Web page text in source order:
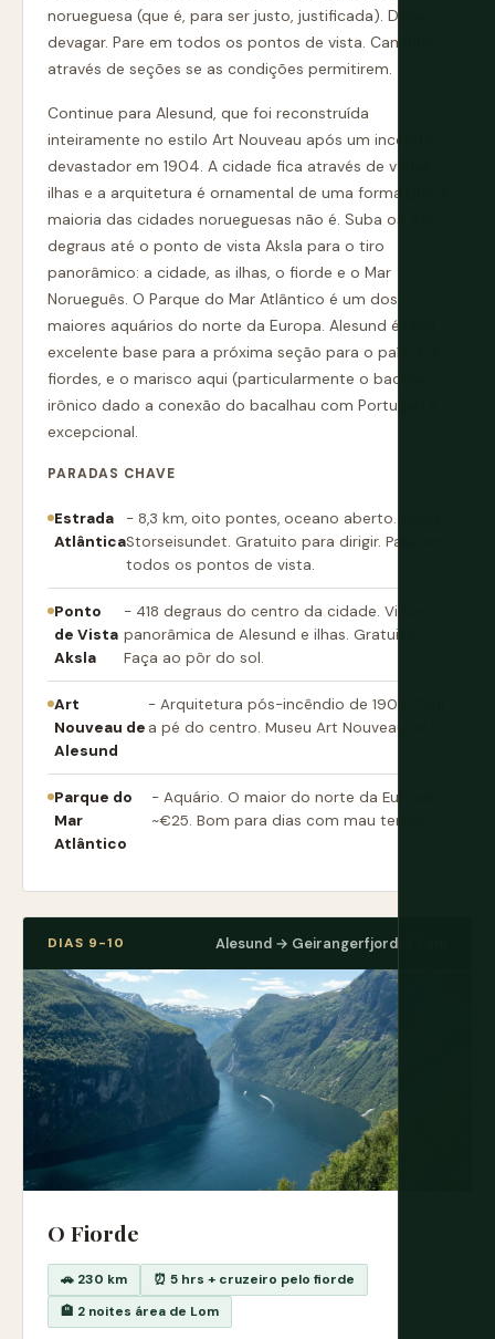
norueguesa (que é, para ser justo, justificada). Dirija
devagar. Pare em todos os pontos de vista. Caminhe
através de seções se as condições permitirem.
Continue para Alesund, que foi reconstruída
inteiramente no estilo Art Nouveau após um incêndio
devastador em 1904. A cidade fica através de várias
ilhas e a arquitetura é ornamental de uma forma que a
maioria das cidades norueguesas não é. Suba os 418
degraus até o ponto de vista Aksla para o tiro
panorâmico: a cidade, as ilhas, o fiorde e o Mar
Norueguês. O Parque do Mar Atlântico é um dos
maiores aquários do norte da Europa. Alesund é uma
excelente base para a próxima seção para o país dos
fiordes, e o marisco aqui (particularmente o bacalao,
irônico dado a conexão do bacalhau com Portugal) é
excepcional.
PARADAS CHAVE
Estrada
Atlântica
- 8,3 km, oito pontes, oceano aberto. Ponte
Storseisundet. Gratuito para dirigir. Pare em
todos os pontos de vista.
Ponto
de Vista
Aksla
- 418 degraus do centro da cidade. Vista
panorâmica de Alesund e ilhas. Gratuito.
Faça ao pôr do sol.
Art
Nouveau de
Alesund
- Arquitetura pós-incêndio de 1904. Tour
a pé do centro. Museu Art Nouveau ~€10.
Parque do
Mar
Atlântico
- Aquário. O maior do norte da Europa.
~€25. Bom para dias com mau tempo.
DIAS 9-10 Alesund → Geirangerfjord → Lom
O Fiorde
🚗 230 km
⏰ 5 hrs + cruzeiro pelo fiorde
🏨 2 noites área de Lom